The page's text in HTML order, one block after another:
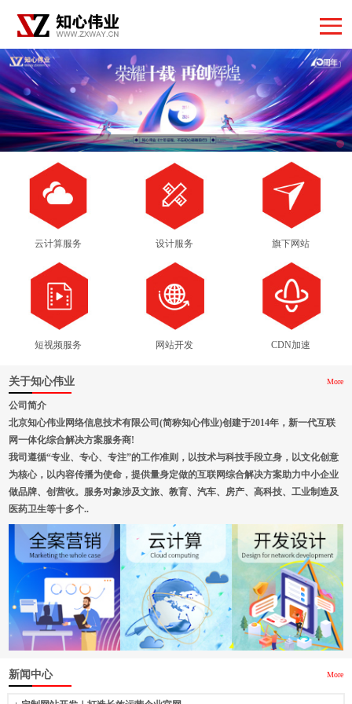
云计算服务 设计服务 旗下网站
短视频服务 网站开发 CDN加速
关于知心伟业 More
公司简介
北京知心伟业网络信息技术有限公司(简称知心伟业)创建于2014年，新一代互联
网一体化综合解决方案服务商!
我司遵循“专业、专心、专注”的工作准则，以技术与科技手段立身，以文化创意
为核心，以内容传播为使命，提供量身定做的互联网综合解决方案助力中小企业
做品牌、创营收。服务对象涉及文旅、教育、汽车、房产、高科技、工业制造及
医药卫生等十多个..
新闻中心 More